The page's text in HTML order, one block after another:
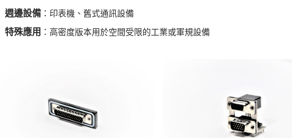
週邊設備：印表機、舊式通訊設備
特殊應用 ：高密度版本用於空間受限的工業或軍規設備